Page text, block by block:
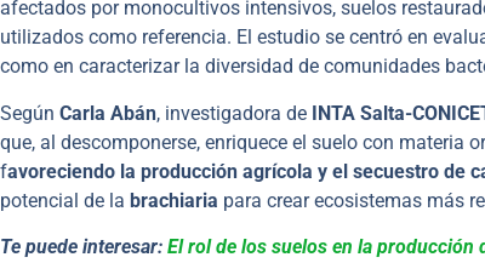
afectados por monocultivos intensivos, suelos
utilizados como referencia. El estudio se centró en
como en caracterizar la diversidad de comunidades
Según Carla Abán, investigadora de INTA Salta-
que, al descomponerse, enriquece el suelo con materia
favoreciendo la producción agrícola y el secuestro de
potencial de la brachiaria para crear ecosistemas más
Te puede interesar: El rol de los suelos en la producción